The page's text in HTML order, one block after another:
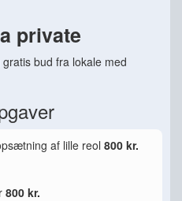
private
bud fra lokale med
af lille reol 800 kr.
800 kr.